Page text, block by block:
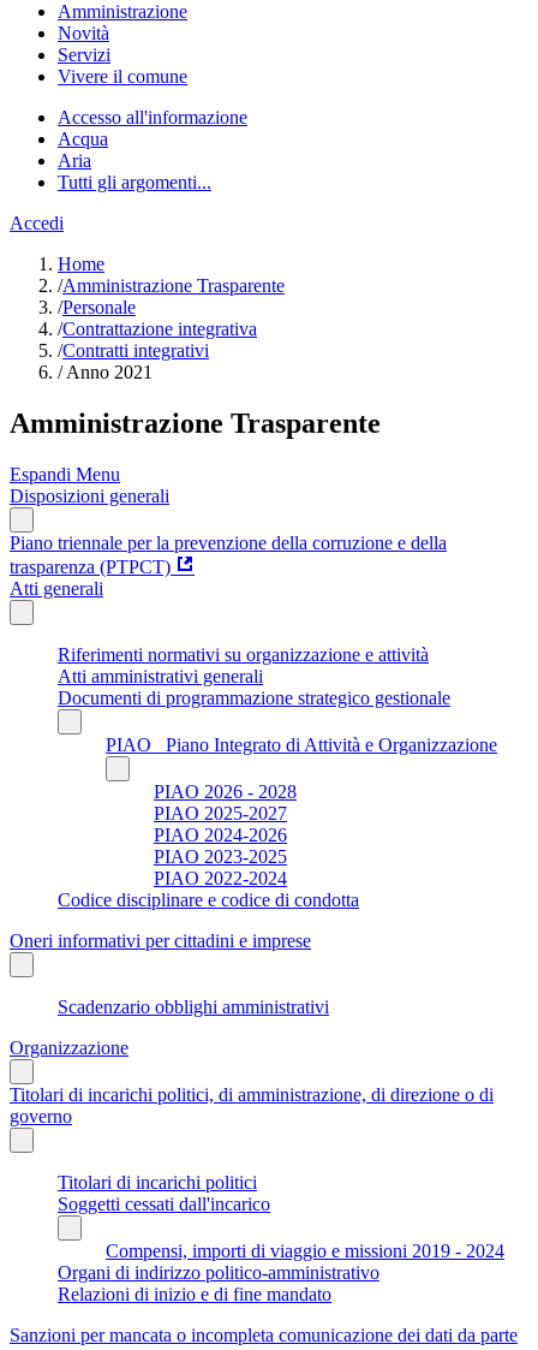
Amministrazione
Novità
Servizi
Vivere il comune
Accesso all'informazione
Acqua
Aria
Tutti gli argomenti...
Accedi
Home
/Amministrazione Trasparente
/Personale
/Contrattazione integrativa
/Contratti integrativi
/Anno 2021
Amministrazione Trasparente
Espandi Menu
Disposizioni generali
Piano triennale per la prevenzione della corruzione e della
trasparenza (PTPCT)
Atti generali
Riferimenti normativi su organizzazione e attività
Atti amministrativi generali
Documenti di programmazione strategico gestionale
PIAO_ Piano Integrato di Attività e Organizzazione
PIAO 2026 - 2028
PIAO 2025-2027
PIAO 2024-2026
PIAO 2023-2025
PIAO 2022-2024
Codice disciplinare e codice di condotta
Oneri informativi per cittadini e imprese
Scadenzario obblighi amministrativi
Organizzazione
Titolari di incarichi politici, di amministrazione, di direzione o di
governo
Titolari di incarichi politici
Soggetti cessati dall'incarico
Compensi, importi di viaggio e missioni 2019 - 2024
Organi di indirizzo politico-amministrativo
Relazioni di inizio e di fine mandato
Sanzioni per mancata o incompleta comunicazione dei dati da parte